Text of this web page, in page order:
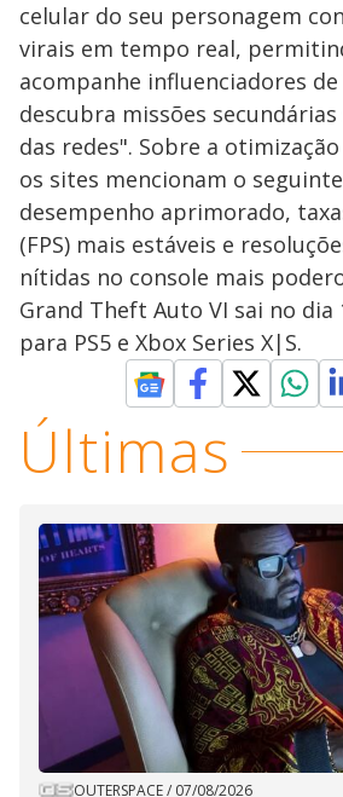
celular do seu personagem
virais em tempo real,
acompanhe influenciadores de
descubra missões
das redes". Sobre a
os sites mencionam o
desempenho aprimorado,
(FPS) mais estáveis e
nítidas no console mais
Grand Theft Auto VI sai no dia
para PS5 e Xbox Series X|S.
Últimas
OUTERSPACE/ 07/08/2026